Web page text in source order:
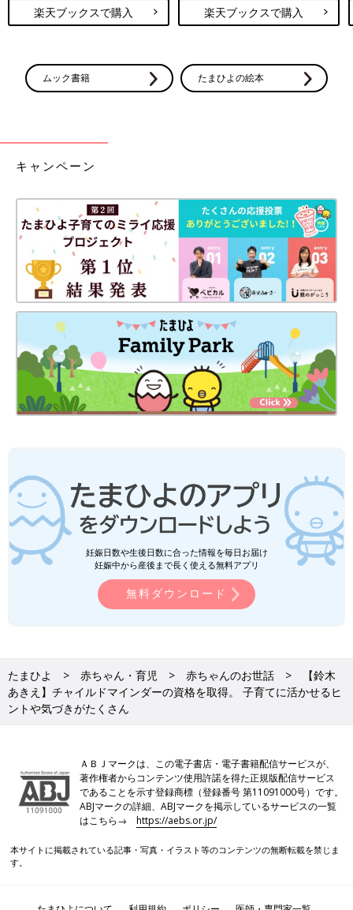
の年齢差別お世話のポイント【専門家】
「２人目の子どもが欲しい」と思ったとき、
きょうだいの年齢差別にお世話がどのように変
わり、その時のポイントなどについて保健師・
「チャイルドマインダーになって得たこと・学んだことを、自分
勉強にもチャレンジしていきたいとのことです。
1987年生まれ。TBSテレビ『王様のブランチ』をはじめ、数々
オフィシャルブログ 「エンガワとサツマイモ」
楽天ブックスで購入 楽天ブックスで購入
ムック書籍 たまひよの絵本
キャンペーン
妊娠日数や生後日数に合った情報を毎日お届け
妊娠中から産後まで長く使える無料アプリ
無料ダウンロード
たまひよ 赤ちゃん・育児 赤ちゃんのお世話
【鈴木
あきえ】チャイルドマインダーの資格を取得。 子育てに活かせるヒ
ントや気づきがたくさん
ＡＢＪマークは、この電子書店・電子書籍配信サービスが、
著作権者からコンテンツ使用許諾を得た正規版配信サービス
であることを示す登録商標（登録番号 第11091000号）です。
ABJマークの詳細、ABJマークを掲示しているサービスの一覧
はこちら→https://aebs.or.jp/
本サイトに掲載されている記事・写真・イラスト等のコンテンツの無断転載を禁じま
す。